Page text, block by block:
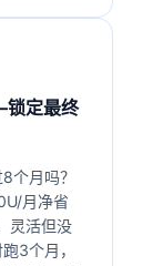
定最终
个月吗？
月净省
灵活但没
3个月，